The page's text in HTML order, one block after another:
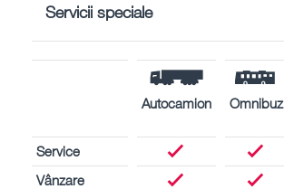
Servicii speciale
Autocamion Omnibuz
Service
Vânzare